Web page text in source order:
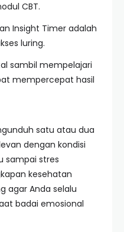
CBT.
Insight Timer adalah
luring.
sambil mempelajari
mempercepat hasil
satu atau dua
dengan kondisi
sampai stres
kesehatan
agar Anda selalu
badai emosional